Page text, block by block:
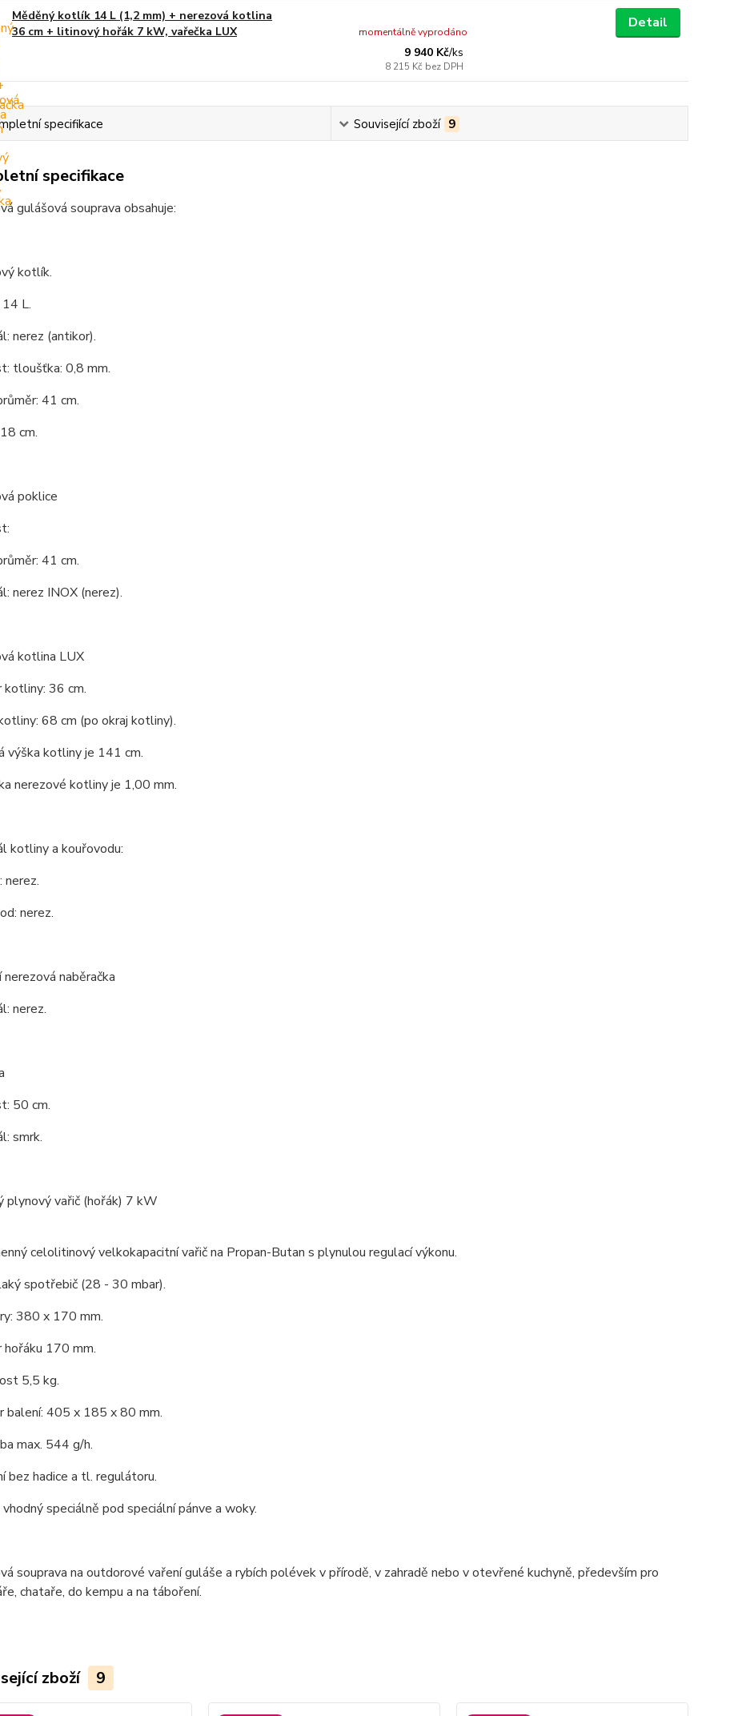
Měděný kotlík 14 L (1,2 mm) + nerezová kotlina
36 cm + litinový hořák 7 kW, vařečka LUX
9 940 Kč/ks
8 215 Kč bez DPH
momentálně vyprodáno
Detail
specifikace Související zboží 9
specifikace
gulášová souprava obsahuje:
kotlík.
L.
nerez (antikor).
tloušťka: 0,8 mm.
41 cm.
cm.
poklice
41 cm.
nerez INOX (nerez).
kotlina LUX
kotliny: 36 cm.
68 cm (po okraj kotliny).
výška kotliny je 141 cm.
nerezové kotliny je 1,00 mm.
kotliny a kouřovodu:
nerez.
nerez.
naběračka
nerez.
50 cm.
smrk.
plynový vařič (hořák) 7 kW
celolitinový velkokapacitní vařič na Propan-Butan s plynulou regulací výkonu.
spotřebič (28 - 30 mbar).
380 x 170 mm.
hořáku 170 mm.
5,5 kg.
balení: 405 x 185 x 80 mm.
max. 544 g/h.
bez hadice a tl. regulátoru.
vhodný speciálně pod speciální pánve a woky.
souprava na outdorové vaření guláše a rybích polévek v přírodě, v zahradě nebo v otevřené kuchyně, především pro
chataře, do kempu a na táboření.
zboží 9